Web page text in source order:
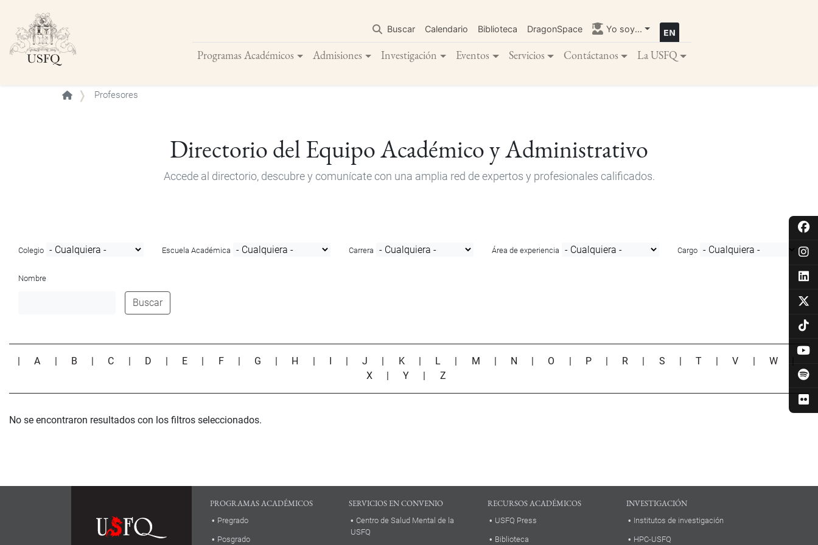
contenido
principal
Buscar Calendario Biblioteca DragonSpace Yo soy...
Programas Académicos Admisiones Investigación Eventos Servicios Contáctanos La USFQ
Buscar
Profesores
Directorio del Equipo Académico y Administrativo
Accede al directorio, descubre y comunícate con una amplia red de expertos y profesionales calificados.
Colegio Escuela Académica Carrera Área de experiencia Cargo
Nombre
Buscar
|A B C D E F G H |J K L M N O P R S |T |V W
X
|Y Z
No se encontraron resultados con los filtros seleccionados.
PROGRAMAS ACADÉMICOS
Pregrado
Posgrado
SERVICIOS EN CONVENIO
Centro de Salud Mental de la
USFQ
RECURSOS ACADÉMICOS
USFQ Press
Biblioteca
INVESTIGACIÓN
Institutos de investigación
HPC-USFQ